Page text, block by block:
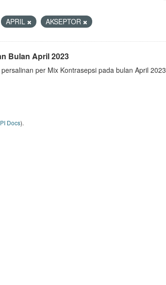
APRIL AKSEPTOR
Bulan April 2023
per Mix Kontrasepsi pada bulan April 2023
Docs).